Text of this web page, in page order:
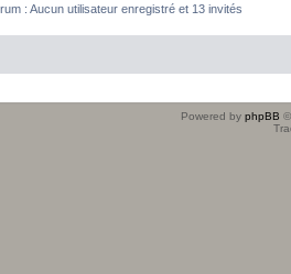
: Aucun utilisateur enregistré et 13 invités
Powered by phpBB